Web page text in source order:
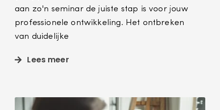
aan zo'n seminar de juiste stap is voor jouw
professionele ontwikkeling. Het ontbreken
van duidelijke
Lees meer